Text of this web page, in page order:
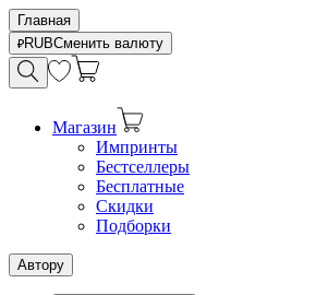
Главная
RUBСменить валюту
Магазин
Импринты
Бестселлеры
Бесплатные
Скидки
Подборки
Автору